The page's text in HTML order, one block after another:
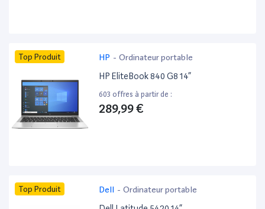
Top Produit HP - Ordinateur portable
HP EliteBook 840 G8 14”
603 offres à partir de :
289,99 €
Top Produit Dell - Ordinateur portable